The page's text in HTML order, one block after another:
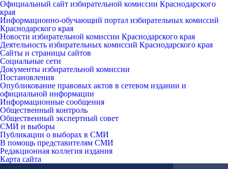
Официальный сайт избирательной комиссии Краснодарского
края
Информационно-обучающий портал избирательных комиссий
Краснодарского края
Новости избирательной комиссии Краснодарского края
Деятельность избирательных комиссий Краснодарского края
Сайты и страницы сайтов
Социальные сети
Документы избирательной комиссии
Постановления
Опубликование правовых актов в сетевом издании и
официальной информации
Информационные сообщения
Общественный контроль
Общественный экспертный совет
СМИ и выборы
Публикации о выборах в СМИ
В помощь представителям СМИ
Редакционная коллегия издания
Карта сайта